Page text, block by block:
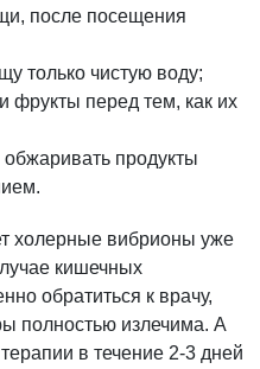
после посещения
только чистую воду;
фрукты перед тем, как их
обжаривать продукты
холерные вибрионы уже
кишечных
обратиться к врачу,
полностью излечима. А
в течение 2-3 дней